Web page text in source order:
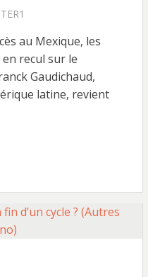
au Mexique, les
recul sur le
Gaudichaud,
latine, revient